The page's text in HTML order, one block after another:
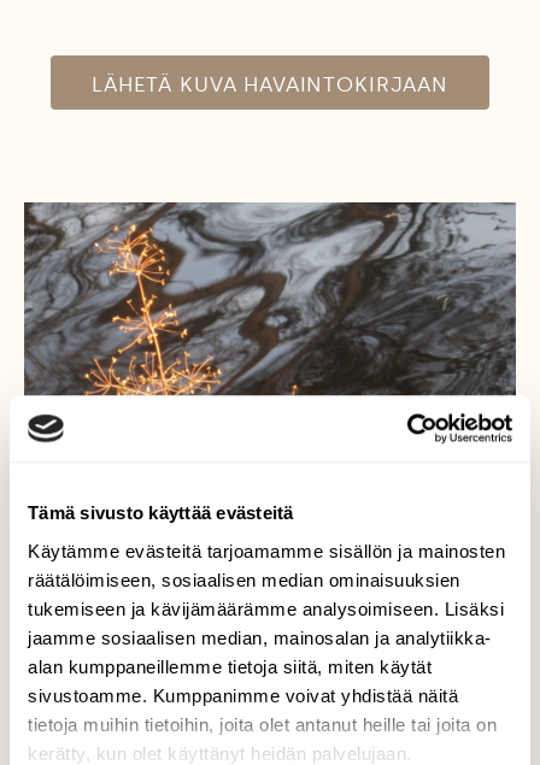
Tämä sivusto käyttää evästeitä
Käytämme evästeitä tarjoamamme sisällön ja mainosten
räätälöimiseen, sosiaalisen median ominaisuuksien
tukemiseen ja kävijämäärämme analysoimiseen. Lisäksi
jaamme sosiaalisen median, mainosalan ja analytiikka-
alan kumppaneillemme tietoja siitä, miten käytät
sivustoamme. Kumppanimme voivat yhdistää näitä
tietoja muihin tietoihin, joita olet antanut heille tai joita on
kerätty, kun olet käyttänyt heidän palvelujaan.
LÄHETÄ KUVA HAVAINTOKIRJAAN
Auringon kultaama...
Hetki - rantapenkillä...